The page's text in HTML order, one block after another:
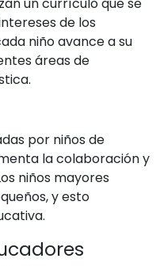
de los
niño avance a su
áreas de
por niños de
la colaboración y
niños mayores
y esto